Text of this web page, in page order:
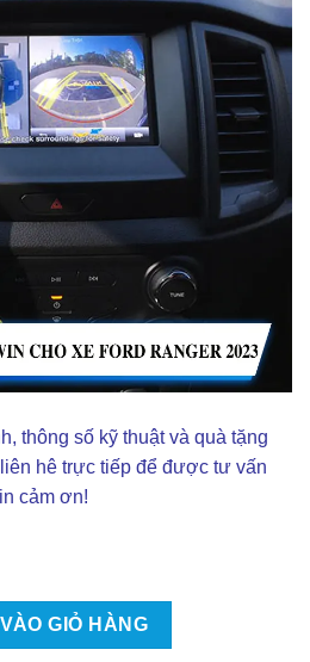
thông số kỹ thuật và quà tặng
hê trực tiếp để được tư vấn
cảm ơn!
Xe Ford Ranger 2023 Tại TPHCM
GIỎ HÀNG